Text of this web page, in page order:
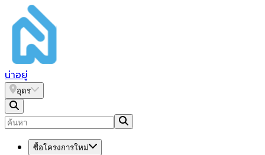
น่าอยู่
อุดร
ซื้อโครงการใหม่